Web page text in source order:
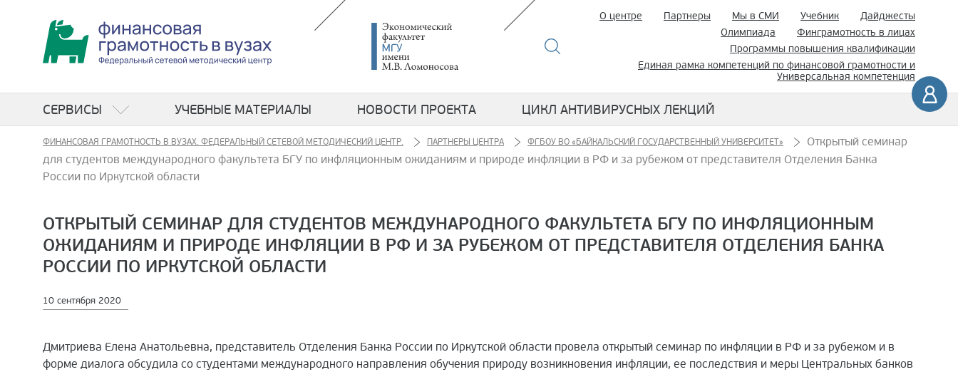
О центре Партнеры Мы в СМИ Учебник
Дайджесты
Олимпиада
Финграмотность в лицах
Программы повышения квалификации
Единая рамка компетенций по финансовой грамотности и
Универсальная компетенция
СЕРВИСЫ УЧЕБНЫЕ МАТЕРИАЛЫ НОВОСТИ ПРОЕКТА ЦИКЛ АНТИВИРУСНЫХ ЛЕКЦИЙ
ФИНАНСОВАЯ ГРАМОТНОСТЬ В ВУЗАХ. ФЕДЕРАЛЬНЫЙ СЕТЕВОЙ МЕТОДИЧЕСКИЙ ЦЕНТР. ПАРТНЕРЫ ЦЕНТРА ФГБОУ ВО «БАЙКАЛЬСКИЙ ГОСУДАРСТВЕННЫЙ УНИВЕРСИТЕТ»
Открытый семинар
для студентов международного факультета БГУ по инфляционным ожиданиям и природе инфляции в РФ и за рубежом от представителя Отделения Банка
России по Иркутской области
ОТКРЫТЫЙ СЕМИНАР ДЛЯ СТУДЕНТОВ МЕЖДУНАРОДНОГО ФАКУЛЬТЕТА БГУ ПО ИНФЛЯЦИОННЫМ
ОЖИДАНИЯМ И ПРИРОДЕ ИНФЛЯЦИИ В РФ И ЗА РУБЕЖОМ ОТ ПРЕДСТАВИТЕЛЯ ОТДЕЛЕНИЯ БАНКА
РОССИИ ПО ИРКУТСКОЙ ОБЛАСТИ
10 сентября 2020
Дмитриева Елена Анатольевна, представитель Отделения Банка России по Иркутской области провела открытый семинар по инфляции в РФ и за рубежом и в
форме диалога обсудила со студентами международного направления обучения природу возникновения инфляции, ее последствия и меры Центральных банков